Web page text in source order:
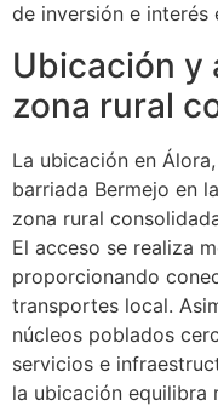
de inversión e interés
Ubicación y
zona rural
La ubicación en
barriada Bermejo en
zona rural
El acceso se realiza
proporcionando
transportes local.
núcleos poblados
servicios e
la ubicación equilibra